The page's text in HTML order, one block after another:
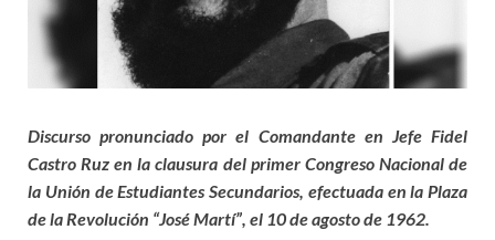
Discurso pronunciado por el Comandante en Jefe Fidel
Castro Ruz en la clausura del primer Congreso Nacional de
la Unión de Estudiantes Secundarios, efectuada en la Plaza
de la Revolución “José Martí”, el 10 de agosto de 1962.